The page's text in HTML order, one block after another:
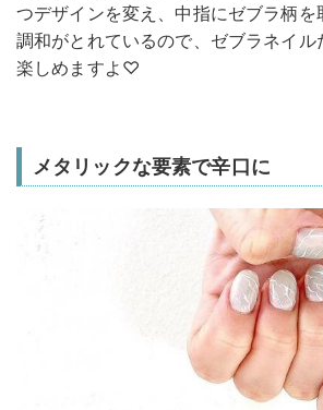
つデザインを変え、中指にゼブラ柄
調和がとれているので、ゼブラネイル
楽しめますよ♡
メタリックな要素で辛口に